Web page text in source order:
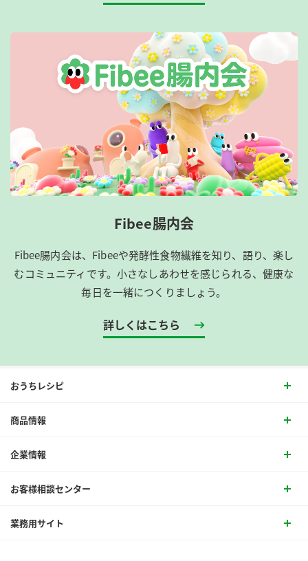
Fibee腸内会
Fibee腸内会は、​Fibeeや発酵性食物繊維を知り、語り、楽し
むコミュニティです。​小さなしあわせを感じられる、健康な
毎日を一緒につくりましょう。
詳しくはこちら
おうちレシピ
商品情報
企業情報
お客様相談センター
業務用サイト